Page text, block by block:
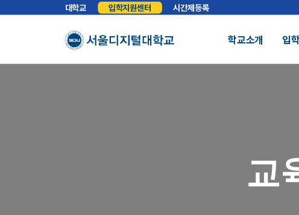
대학교 입학지원센터 시간제등록
학교소개
NO.1 SDUSDU AI
소개조직도 헌장 대학
입
교